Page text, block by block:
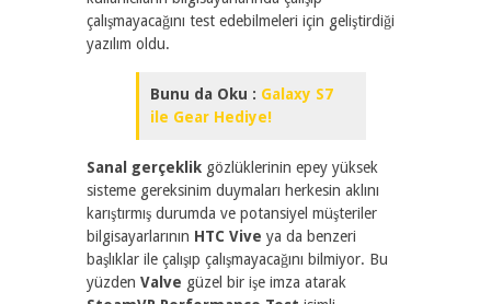
çalışmayacağını test edebilmeleri için geliştirdiği
yazılım oldu.
Bunu da Oku : Galaxy S7
ile Gear Hediye!
Sanal gerçeklik gözlüklerinin epey yüksek
sisteme gereksinim duymaları herkesin aklını
karıştırmış durumda ve potansiyel müşteriler
bilgisayarlarının HTC Vive ya da benzeri
başlıklar ile çalışıp çalışmayacağını bilmiyor. Bu
yüzden Valve güzel bir işe imza atarak